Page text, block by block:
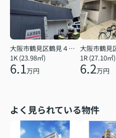
大阪市鶴見区鶴見４丁目
1K (23.98㎡)
6.1万円
1R (27.10㎡)
6.2万円
よく見られている物件